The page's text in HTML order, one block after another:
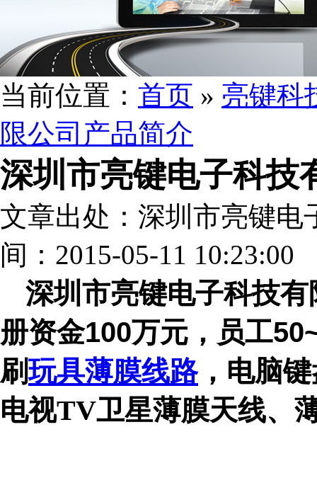
当前位置： 首页 » 亮键科
限公司产品简介
深圳市亮键电子科技
文章出处：深圳市亮键电
间：2015-05-11 10:23:00
深圳市亮键电子科技
册资金100万元，员工
刷玩具薄膜线路， 电脑
电视TV卫星薄膜天线、